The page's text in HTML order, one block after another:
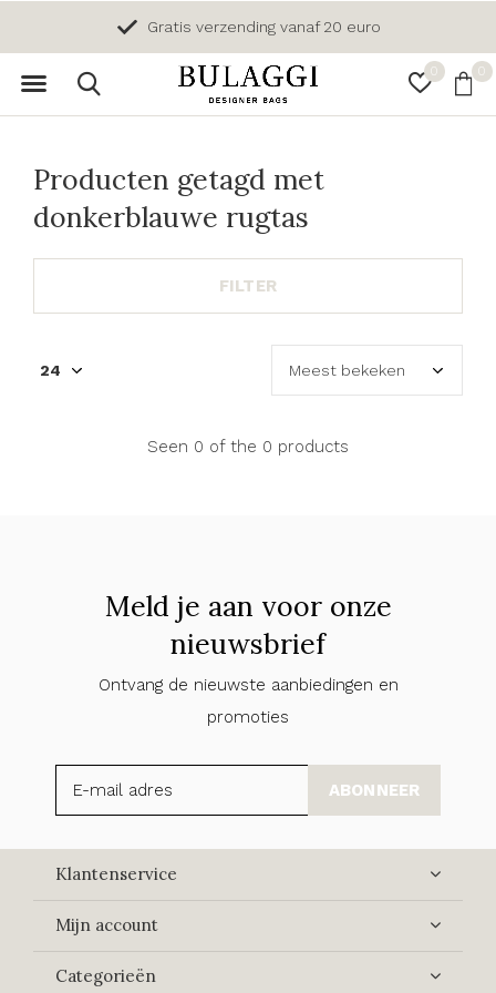
0 0
Gratis verzending vanaf 20 euro
Producten getagd met
donkerblauwe rugtas
FILTER
Seen 0 of the 0 products
Meld je aan voor onze
nieuwsbrief
Ontvang de nieuwste aanbiedingen en
promoties
ABONNEER
Klantenservice
Mijn account
Categorieën